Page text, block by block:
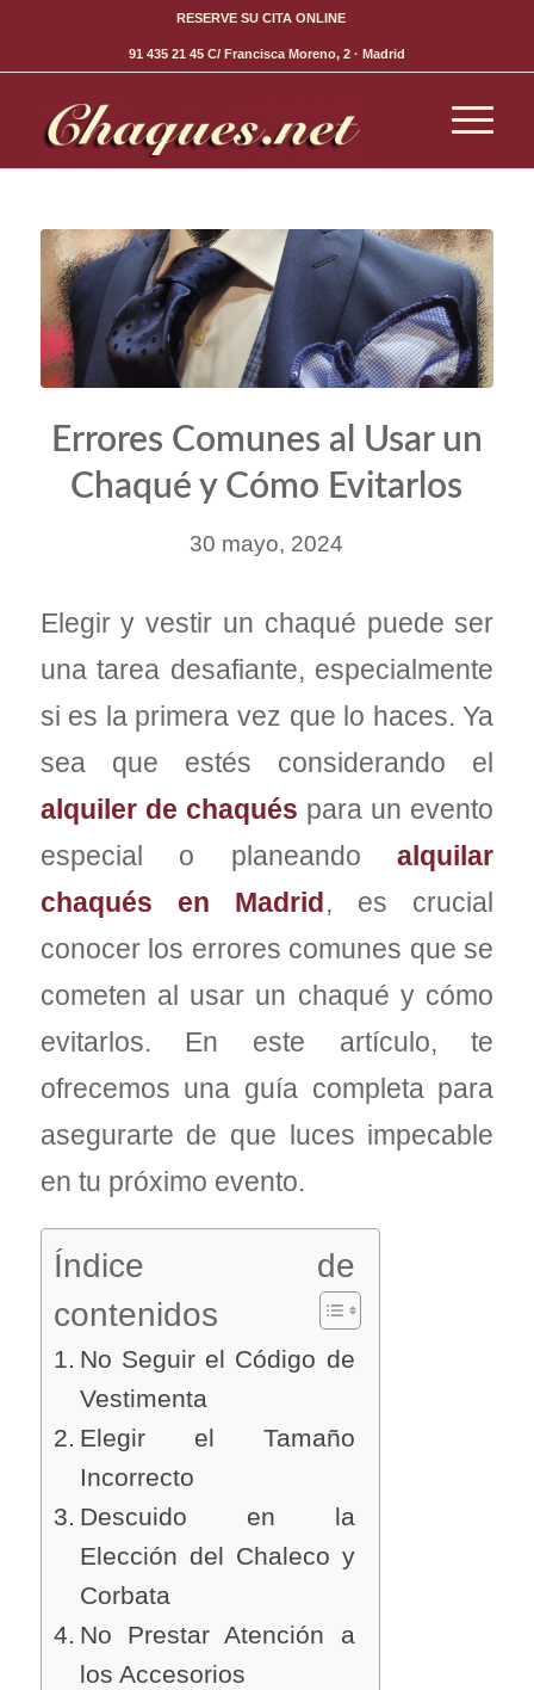
RESERVE SU CITA ONLINE
91 435 21 45 C/ Francisca Moreno, 2 · Madrid
Errores Comunes al Usar un
Chaqué y Cómo Evitarlos
30 mayo, 2024
Elegir y vestir un chaqué puede ser
una tarea desafiante, especialmente
si es la primera vez que lo haces. Ya
sea que estés considerando el
alquiler de chaqués para un evento
especial o planeandoalquilar
chaqués en Madrid, es crucial
conocer los errores comunes que se
cometen al usar un chaqué y cómo
evitarlos. En este artículo, te
ofrecemos una guía completa para
asegurarte de que luces impecable
en tu próximo evento.
Índice de
contenidos
No Seguir el Código de
Vestimenta
Elegir el Tamaño
Incorrecto
Descuido en la
Elección del Chaleco y
Corbata
No Prestar Atención a
los Accesorios